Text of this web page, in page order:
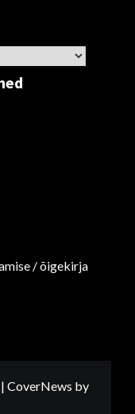
/ õigekirja
| CoverNews by